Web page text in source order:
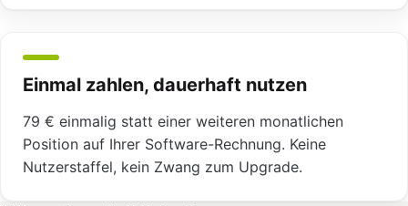
Einmal zahlen, dauerhaft nutzen
79 € einmalig statt einer weiteren monatlichen
Position auf Ihrer Software-Rechnung. Keine
Nutzerstaffel, kein Zwang zum Upgrade.